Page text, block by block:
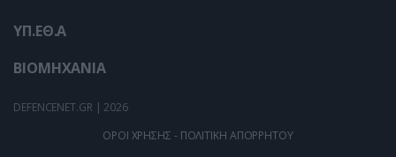
ΥΠ.ΕΘ.Α
ΒΙΟΜΗΧΑΝΙΑ
DEFENCENET.GR | 2026
ΟΡΟΙ ΧΡΗΣΗΣ - ΠΟΛΙΤΙΚΗ ΑΠΟΡΡΗΤΟΥ